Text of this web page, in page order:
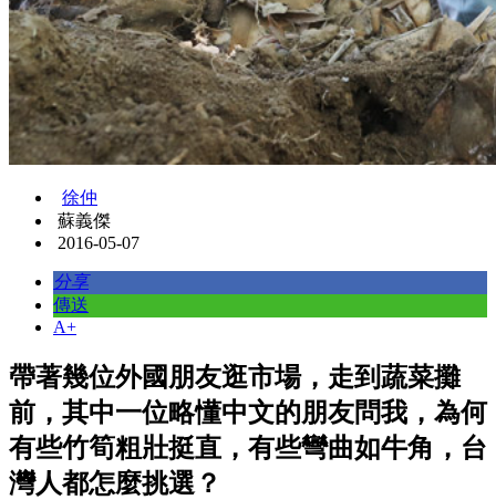
徐仲
蘇義傑
2016-05-07
分享
傳送
A+
帶著幾位外國朋友逛市場，走到蔬菜攤
前，其中一位略懂中文的朋友問我，為何
有些竹筍粗壯挺直，有些彎曲如牛角，台
灣人都怎麼挑選？